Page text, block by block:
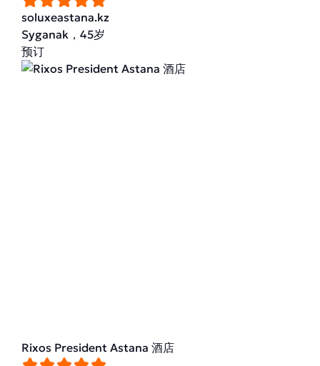
soluxeastana.kz
Syganak，45岁
预订
Rixos President Astana 酒店